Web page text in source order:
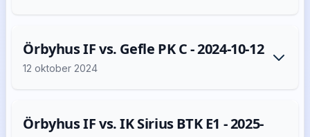
Örbyhus IF vs. Gefle PK C - 2024-10-12
12 oktober 2024
Örbyhus IF vs. IK Sirius BTK E1 - 2025-